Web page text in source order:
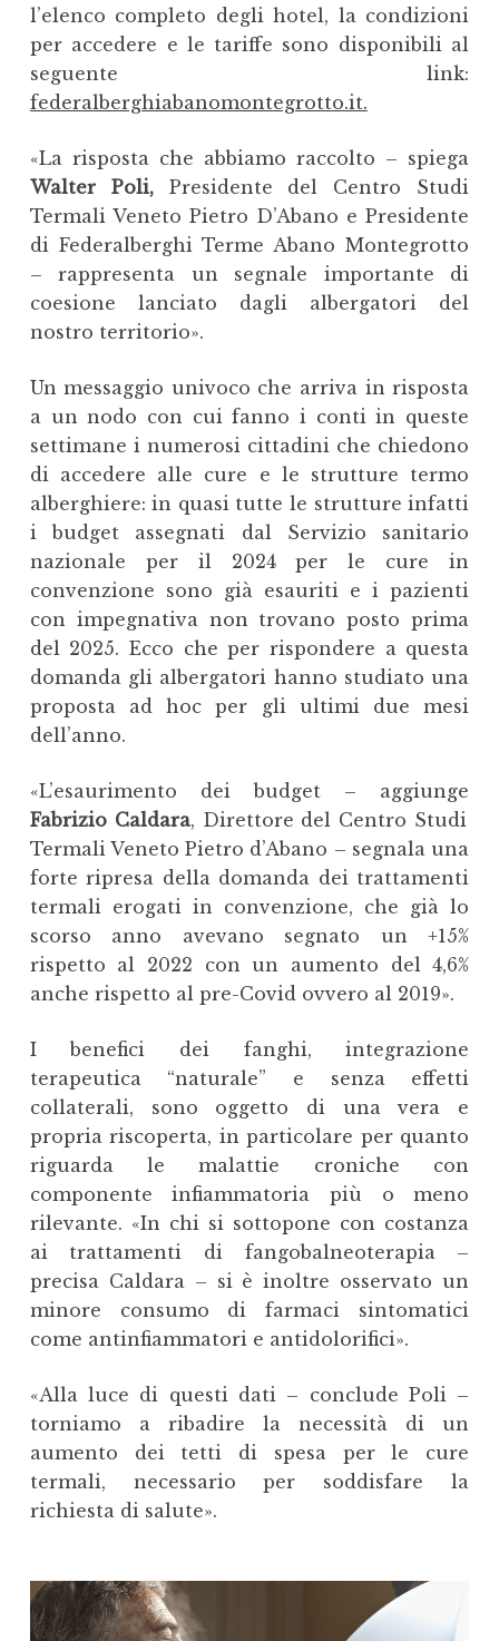
l’elenco completo degli hotel, la condizioni
per accedere e le tariffe sono disponibili al
seguente link:
federalberghiabanomontegrotto.it.
«La risposta che abbiamo raccolto – spiega
Walter Poli,Presidente del Centro Studi
Termali Veneto Pietro D’Abano e Presidente
di Federalberghi Terme Abano Montegrotto
– rappresenta un segnale importante di
coesione lanciato dagli albergatori del
nostro territorio».
Un messaggio univoco che arriva in risposta
a un nodo con cui fanno i conti in queste
settimane i numerosi cittadini che chiedono
di accedere alle cure e le strutture termo
alberghiere: in quasi tutte le strutture infatti
i budget assegnati dal Servizio sanitario
nazionale per il 2024 per le cure in
convenzione sono già esauriti e i pazienti
con impegnativa non trovano posto prima
del 2025. Ecco che per rispondere a questa
domanda gli albergatori hanno studiato una
proposta ad hoc per gli ultimi due mesi
dell’anno.
«L’esaurimento dei budget – aggiunge
Fabrizio Caldara, Direttore del Centro Studi
Termali Veneto Pietro d’Abano – segnala una
forte ripresa della domanda dei trattamenti
termali erogati in convenzione, che già lo
scorso anno avevano segnato un +15%
rispetto al 2022 con un aumento del 4,6%
anche rispetto al pre-Covid ovvero al 2019».
I benefici dei fanghi, integrazione
terapeutica “naturale” e senza effetti
collaterali, sono oggetto di una vera e
propria riscoperta, in particolare per quanto
riguarda le malattie croniche con
componente infiammatoria più o meno
rilevante. «In chi si sottopone con costanza
ai trattamenti di fangobalneoterapia –
precisa Caldara – si è inoltre osservato un
minore consumo di farmaci sintomatici
come antinfiammatori e antidolorifici».
«Alla luce di questi dati – conclude Poli –
torniamo a ribadire la necessità di un
aumento dei tetti di spesa per le cure
termali, necessario per soddisfare la
richiesta di salute».